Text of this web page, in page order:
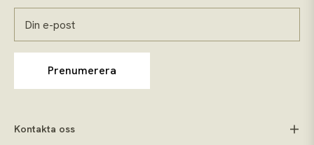
Din e-post
Prenumerera
Kontakta oss